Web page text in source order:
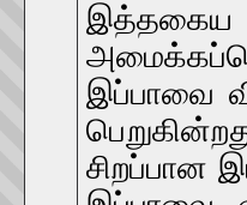
இத்தகைய
இப்பாவை
சிறப்பான